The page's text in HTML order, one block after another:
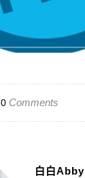
0Comments
白白Abby